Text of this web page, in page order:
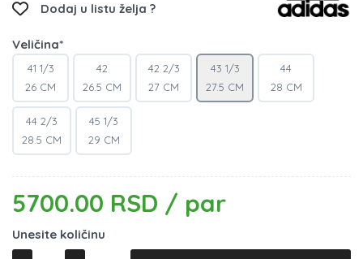
Dodaj u listu želja ?
Veličina*
41 1/3
26 CM
42
26.5 CM
42 2/3
27 CM
43 1/3
27.5 CM
44
28 CM
44 2/3
28.5 CM
45 1/3
29 CM
5700.00 RSD / par
Unesite količinu